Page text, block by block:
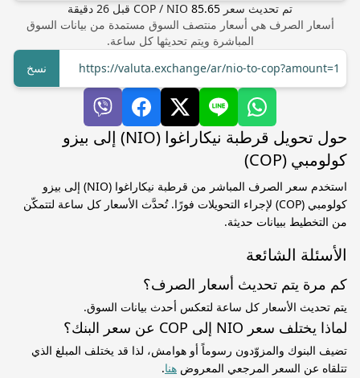
تم تحديث سعر COP / NIO 85.65 قبل 26 دقيقة
أسعار الصرف هي أسعار منتصف السوق مستمدة من بيانات السوق
المباشرة ويتم تحديثها كل ساعة.
https://valuta.exchange/ar/nio-to-cop?amount=1
نسخ
حول تحويل قرطبة نيكاراغوا (NIO) إلى بيزو
كولومبي (COP)
استخدم سعر الصرف المباشر من قرطبة نيكاراغوا (NIO) إلى بيزو
كولومبي (COP) لإجراء التحويلات فورًا. تُحدَّث الأسعار كل ساعة لتتمكّن
من التخطيط ببيانات حديثة.
الأسئلة الشائعة
كم مرة يتم تحديث أسعار الصرف؟
يتم تحديث الأسعار كل ساعة لتعكس أحدث بيانات السوق.
لماذا يختلف سعر NIO إلى COP عن سعر البنك؟
تضيف البنوك والمزوّدون رسوماً أو هوامش، لذا قد يختلف المبلغ الذي
تتلقاه عن السعر المرجعي المعروض هنا.